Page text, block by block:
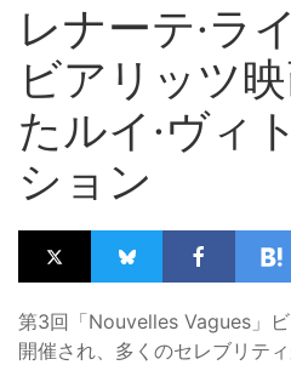
レナーテ·ラ
ビアリッツ
たルイ·ヴィ
ション
第3回「Nouvelles Vagues」
開催され、多くのセレブリテ